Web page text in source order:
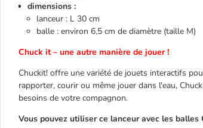
dimensions :
lanceur : L 30 cm
balle : environ 6,5 cm de diamètre (taille M)
Chuck it – une autre manière de jouer !
Chuckit! offre une variété de jouets interactifs
rapporter, courir ou même jouer dans l'eau,
besoins de votre compagnon.
Vous pouvez utiliser ce lanceur avec les balles